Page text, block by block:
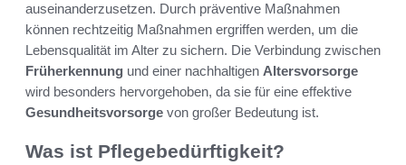
auseinanderzusetzen. Durch präventive Maßnahmen
können rechtzeitig Maßnahmen ergriffen werden, um die
Lebensqualität im Alter zu sichern. Die Verbindung zwischen
Früherkennung und einer nachhaltigen Altersvorsorge
wird besonders hervorgehoben, da sie für eine effektive
Gesundheitsvorsorge von großer Bedeutung ist.
Was ist Pflegebedürftigkeit?